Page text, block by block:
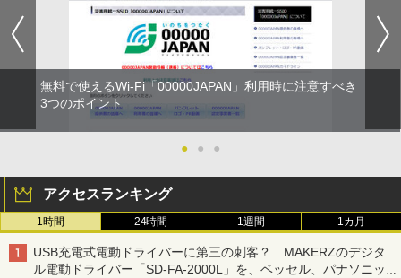
無料で使えるWi-Fi「00000JAPAN」利用時に注意すべき
3つのポイント
● ● ●
アクセスランキング
1時間 24時間 1週間 1カ月
USB充電式電動ドライバーに第三の刺客？ MAKERZのデジタ
ル電動ドライバー「SD-FA-2000L」を、ベッセル、パナソニッ